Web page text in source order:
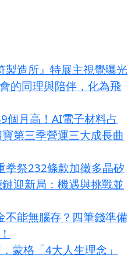
製造所』特展主視覺曝光
的同理與陪伴，化為飛
個月高！AI電子材料占
第三季營運三大成長曲
拳祭232條款加徵多晶矽
迎新局：機遇與挑戰並
不能無腦存？四筆錢準備
蒙格「4大人生理念」